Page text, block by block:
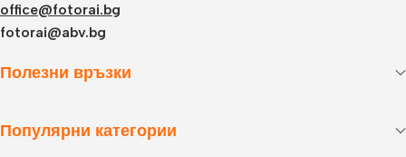
office@fotorai.bg
fotorai@abv.bg
Полезни връзки
Популярни категории